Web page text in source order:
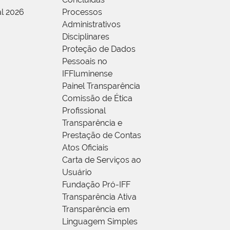
2026
Processos
Administrativos
Disciplinares
Proteção de Dados
Pessoais no
IFFluminense
Painel Transparência
Comissão de Ética
Profissional
Transparência e
Prestação de Contas
Atos Oficiais
Carta de Serviços ao
Usuário
Fundação Pró-IFF
Transparência Ativa
Transparência em
Linguagem Simples